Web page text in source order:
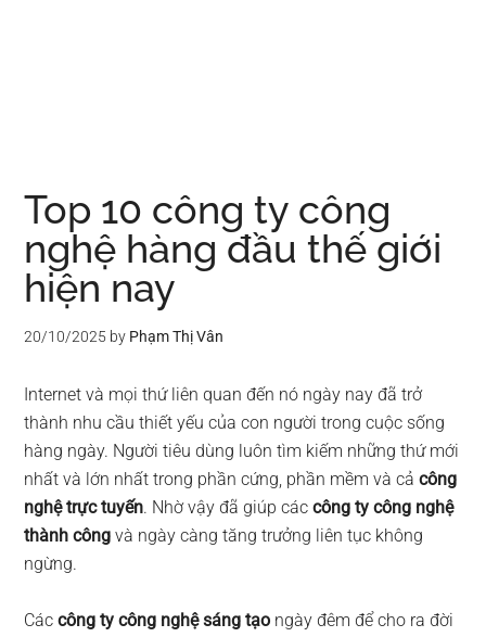
Top 10 công ty công
nghệ hàng đầu thế giới
hiện nay
20/10/2025 by Phạm Thị Vân
Internet và mọi thứ liên quan đến nó ngày nay đã trở
thành nhu cầu thiết yếu của con người trong cuộc sống
hàng ngày. Người tiêu dùng luôn tìm kiếm những thứ mới
nhất và lớn nhất trong phần cứng, phần mềm và cảcông
nghệ trực tuyến. Nhờ vậy đã giúp cáccông ty công nghệ
thành công và ngày càng tăng trưởng liên tục không
ngừng.
Cáccông ty công nghệ sáng tạo ngày đêm để cho ra đời